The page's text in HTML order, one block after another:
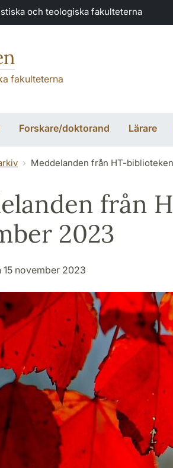
och teologiska fakulteterna
fakulteterna
Forskare/doktorand Lärare
Meddelanden från HT-
från
2023
15 november 2023